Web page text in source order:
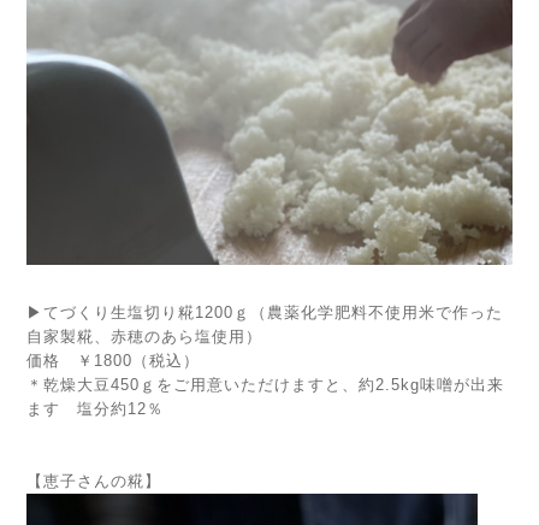
▶てづくり生塩切り糀1200ｇ（農薬化学肥料不使用米で作った
自家製糀、赤穂のあら塩使用）
価格 ￥1800（税込）
＊乾燥大豆450ｇをご用意いただけますと、約2.5kg味噌が出来
ます 塩分約12％
【恵子さんの糀】